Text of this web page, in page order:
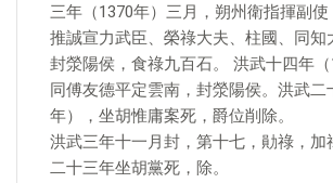
三年（1370年）三月，朔州衛指揮副
推誠宣力武臣、榮祿大夫、柱國、同知
封滎陽侯，食祿九百石。 洪武十四年
同傅友德平定雲南，封滎陽侯。洪武二
年），坐胡惟庸案死，爵位削除。
洪武三年十一月封，第十七，勛祿，加
二十三年坐胡黨死，除。